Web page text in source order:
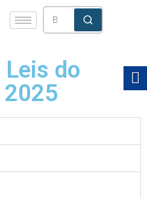
do